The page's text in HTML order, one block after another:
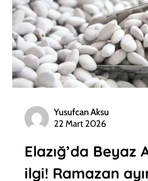
Yusufcan Aksu
22 Mart 2026
Elazığ’da Beyaz
ilgi! Ramazan